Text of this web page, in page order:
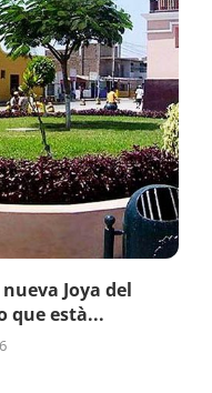
Joya del
que està...